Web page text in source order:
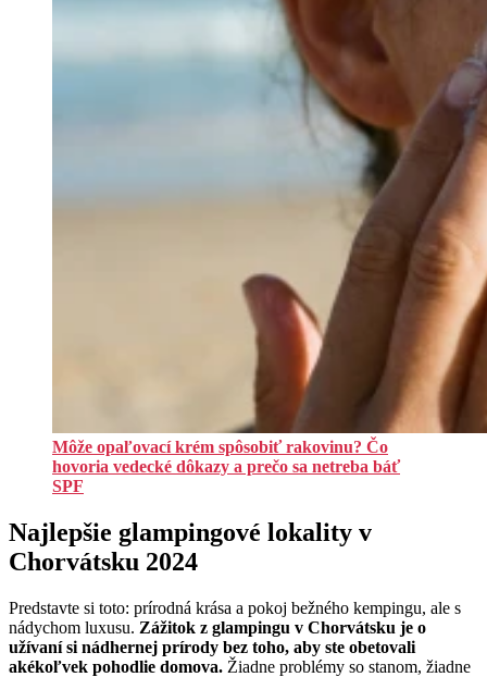
Môže opaľovací krém spôsobiť rakovinu? Čo
hovoria vedecké dôkazy a prečo sa netreba báť
SPF
Najlepšie glampingové lokality v
Chorvátsku 2024
Predstavte si toto: prírodná krása a pokoj bežného kempingu, ale s
nádychom luxusu. Zážitok z glampingu v Chorvátsku je o
užívaní si nádhernej prírody bez toho, aby ste obetovali
akékoľvek pohodlie domova. Žiadne problémy so stanom, žiadne